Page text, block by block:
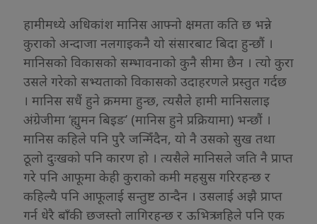
हामीमध्ये अधिकांश मानिस आफ्नो क्षमता कति छ भन्ने
कुराको अन्दाजा नलगाइकनै यो संसारबाट बिदा हुन्छाैं ।
मानिसको विकासको सम्भावनाको कुनै सीमा छैन । त्यो कुरा
उसले गरेको सभ्यताको विकासको उदाहरणले प्रस्तुत गर्दछ
। मानिस सधैं हुने क्रममा हुन्छ, त्यसैले हामी मानिसलाइ
अंग्रेजीमा ‘ह्युमन बिइङ’ (मानिस हुने प्रक्रियामा) भन्छौं ।
मानिस कहिले पनि पुरै जन्मिँदैन, यो नै उसको सुख तथा
ठूलो दुःखको पनि कारण हो । त्यसैले मानिसले जति नै प्राप्त
गरे पनि आफूमा केही कुराको कमी महसुस गरिरहन्छ र
कहिल्यै पनि आफूलाई सन्तुष्ट ठान्दैन । उसलाई अझै प्राप्त
गर्न धेरै बाँकी छजस्तो लागिरहन्छ र ऊभित्र जहिले पनि एक